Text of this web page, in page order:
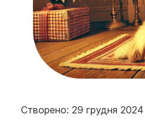
Створено: 29 грудня 2024